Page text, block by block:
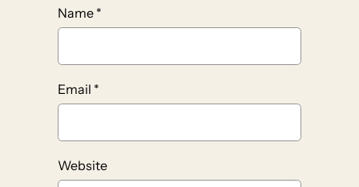
Name *
Email *
Website